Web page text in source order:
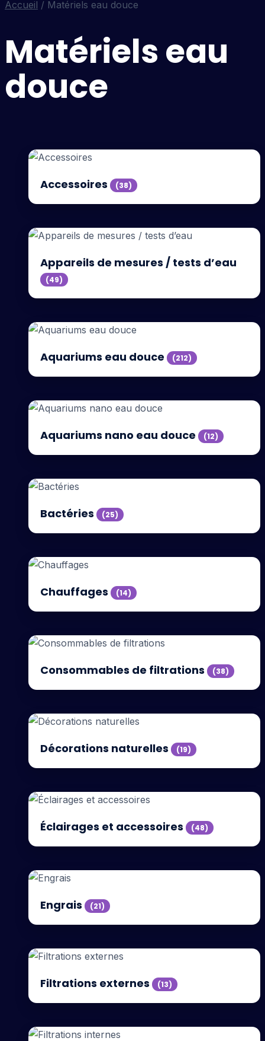
Accueil / Matériels eau douce
Matériels eau
douce
Accessoires (38)
Appareils de mesures / tests d’eau
(49)
Aquariums eau douce (212)
Aquariums nano eau douce (12)
Bactéries (25)
Chauffages (14)
Consommables de filtrations (38)
Décorations naturelles (19)
Éclairages et accessoires (48)
Engrais (21)
Filtrations externes (13)